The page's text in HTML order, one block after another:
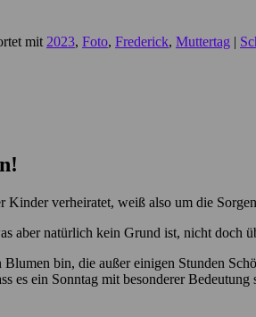
mit 2023, Foto, Frederick, Muttertag |
Kinder verheiratet, weiß also um die
aber natürlich kein Grund ist, nicht doch
bin, die außer einigen Stunden
es ein Sonntag mit besonderer